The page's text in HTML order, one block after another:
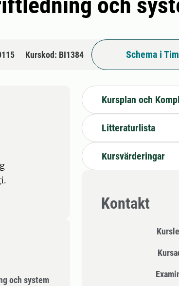
Kurskod: BI1384 Schema i
och system
Kursplan och
Litteraturlista
Kursvärderingar
Kontakt